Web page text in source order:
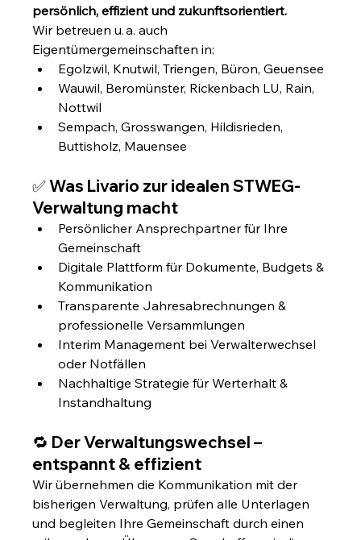
persönlich, effizient und zukunftsorientiert.
Wir betreuen u. a. auch
Eigentümergemeinschaften in:
Egolzwil, Knutwil, Triengen, Büron, Geuensee
Wauwil, Beromünster, Rickenbach LU, Rain,
Nottwil
Sempach, Grosswangen, Hildisrieden,
Buttisholz, Mauensee
✅ Was Livario zur idealen STWEG-
Verwaltung macht
Persönlicher Ansprechpartner für Ihre
Gemeinschaft
Digitale Plattform für Dokumente, Budgets &
Kommunikation
Transparente Jahresabrechnungen &
professionelle Versammlungen
Interim Management bei Verwalterwechsel
oder Notfällen
Nachhaltige Strategie für Werterhalt &
Instandhaltung
🔁 Der Verwaltungswechsel –
entspannt & effizient
Wir übernehmen die Kommunikation mit der
bisherigen Verwaltung, prüfen alle Unterlagen
und begleiten Ihre Gemeinschaft durch einen